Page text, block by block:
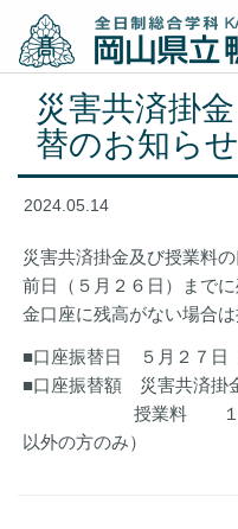
災害共済掛
替のお知らせ
2024.05.14
災害共済掛金及び授業料
前日（５月２６日）まで
金口座に残高がない場合は
■口座振替日 ５月２７日
■口座振替額 災害共済掛
授業料 １９，８
以外の方のみ）